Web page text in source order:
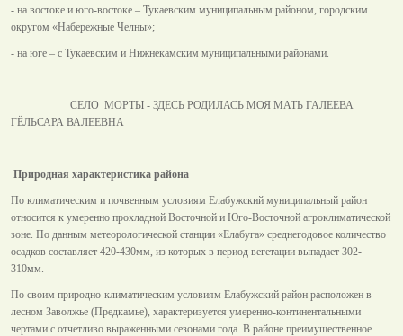
- на востоке и юго-востоке – Тукаевским муниципальным районом, городским
округом «Набережные Челны»;
- на юге – с Тукаевским и Нижнекамским муниципальными районами.
СЕЛО МОРТЫ - ЗДЕСЬ РОДИЛАСЬ МОЯ МАТЬ ГАЛЕЕВА
ГЁЛЬСАРА ВАЛЕЕВНА
Природная характеристика района
По климатическим и почвенным условиям Елабужский муниципальный район
относится к умеренно прохладной Восточной и Юго-Восточной агроклиматической
зоне. По данным метеорологической станции «Елабуга» среднегодовое количество
осадков составляет 420-430мм, из которых в период вегетации выпадает 302-
310мм.
По своим природно-климатическим условиям Елабужский район расположен в
лесном Заволжье (Предкамье), характеризуется умеренно-континентальными
чертами с отчетливо выраженными сезонами года. В районе преимущественное